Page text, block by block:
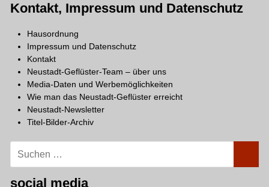
Kontakt, Impressum und Datenschutz
Hausordnung
Impressum und Datenschutz
Kontakt
Neustadt-Geflüster-Team – über uns
Media-Daten und Werbemöglichkeiten
Wie man das Neustadt-Geflüster erreicht
Neustadt-Newsletter
Titel-Bilder-Archiv
nach:
social media